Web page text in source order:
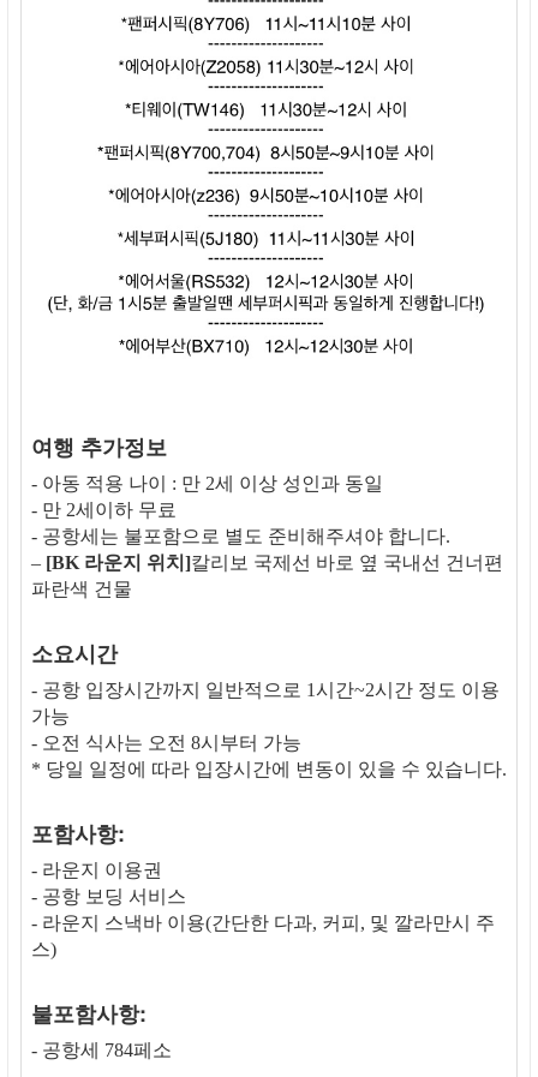
여행 추가정보
- 아동 적용 나이 : 만 2세 이상 성인과 동일
- 만 2세이하 무료
- 공항세는 불포함으로 별도 준비해주셔야 합니다.
– [BK 라운지 위치]칼리보 국제선 바로 옆 국내선 건너편
파란색 건물
소요시간
- 공항 입장시간까지 일반적으로 1시간~2시간 정도 이용
가능
- 오전 식사는 오전 8시부터 가능
* 당일 일정에 따라 입장시간에 변동이 있을 수 있습니다.
포함사항:
- 라운지 이용권
- 공항 보딩 서비스
- 라운지 스낵바 이용(간단한 다과, 커피, 및 깔라만시 주
스)
불포함사항:
- 공항세 784페소